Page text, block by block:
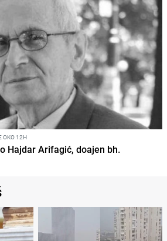
OKO 12H
Hajdar Arifagić, doajen bh.